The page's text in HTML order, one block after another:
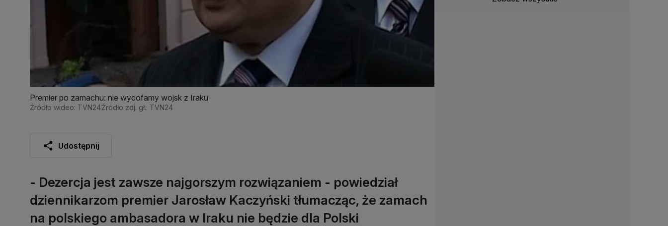
Premier po zamachu: nie wycofamy wojsk z Iraku
Źródło wideo: TVN24Źródło zdj. gł.: TVN24
Udostępnij
- Dezercja jest zawsze najgorszym rozwiązaniem - powiedział
dziennikarzom premier Jarosław Kaczyński tłumacząc, że zamach
na polskiego ambasadora w Iraku nie będzie dla Polski